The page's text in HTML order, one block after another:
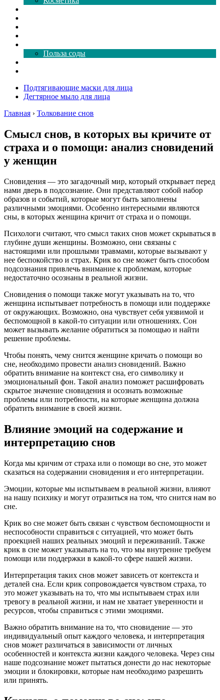
Польза соды
Подтягивающие маски для лица
Дегтярное мыло для лица
Главная › Толкование снов
Смысл снов, в которых вы кричите от
страха и о помощи: анализ сновидений
у женщин
Сновидения — это загадочный мир, который открывает перед
нами дверь в подсознание. Они представляют собой набор
образов и событий, которые могут быть заполнены
различными эмоциями. Особенно интересными являются
сны, в которых женщина кричит от страха и о помощи.
Психологи считают, что смысл таких снов может скрываться в
глубине души женщины. Возможно, они связаны с
настоящими или прошлыми травмами, которые вызывают у
нее беспокойство и страх. Крик во сне может быть способом
подсознания привлечь внимание к проблемам, которые
недостаточно осознаны в реальной жизни.
Сновидения о помощи также могут указывать на то, что
женщина испытывает потребность в помощи или поддержке
от окружающих. Возможно, она чувствует себя уязвимой и
беспомощной в какой-то ситуации или отношениях. Сон
может вызывать желание обратиться за помощью и найти
решение проблемы.
Чтобы понять, чему снится женщине кричать о помощи во
сне, необходимо провести анализ сновидений. Важно
обратить внимание на контекст сна, его символику и
эмоциональный фон. Такой анализ поможет расшифровать
скрытое значение сновидения и осознать возможные
проблемы или потребности, на которые женщина должна
обратить внимание в своей жизни.
Влияние эмоций на содержание и
интерпретацию снов
Когда мы кричим от страха или о помощи во сне, это может
сказаться на содержании сновидения и его интерпретации.
Эмоции, которые мы испытываем в реальной жизни, влияют
на нашу психику и могут отразиться на том, что снится нам во
сне.
Крик во сне может быть связан с чувством беспомощности и
неспособности справиться с ситуацией, что может быть
проекцией наших реальных эмоций и переживаний. Также
крик в сне может указывать на то, что мы внутренне требуем
помощи или поддержки в какой-то сфере нашей жизни.
Интерпретация таких снов может зависеть от контекста и
деталей сна. Если крик сопровождается чувством страха, то
это может указывать на то, что мы испытываем страх или
тревогу в реальной жизни, и нам не хватает уверенности и
ресурсов, чтобы справиться с этими эмоциями.
Важно обратить внимание на то, что сновидение — это
индивидуальный опыт каждого человека, и интерпретация
снов может различаться в зависимости от личных
особенностей и контекста жизни каждого человека. Через сны
наше подсознание может пытаться донести до нас некоторые
эмоции и блокировки, которые нам необходимо разрешить
или принять.